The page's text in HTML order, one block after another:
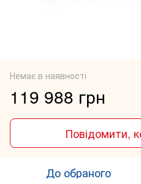
Немає в наявності
119 988 грн
Повідомити,
До обраного